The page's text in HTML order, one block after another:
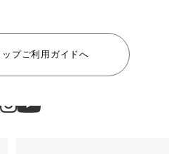
プご利用ガイドへ